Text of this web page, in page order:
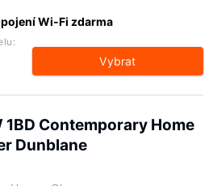
Wi-Fi zdarma
Vybrat
1BD Contemporary Home
Dunblane